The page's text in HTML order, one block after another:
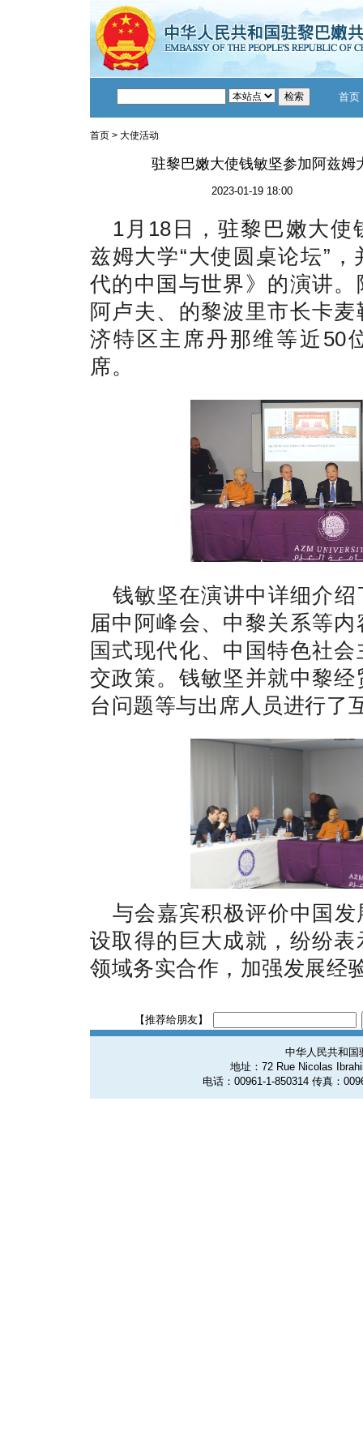
首页
首页 > 大使活动
驻黎巴嫩大使钱敏坚参加阿兹姆
2023-01-19 18:00
1月18日，驻黎巴嫩大使
兹姆大学“大使圆桌论坛”
代的中国与世界》的演讲
阿卢夫、的黎波里市长卡
济特区主席丹那维等近50
席。
钱敏坚在演讲中详细介
届中阿峰会、中黎关系等
国式现代化、中国特色社
交政策。钱敏坚并就中黎
台问题等与出席人员进行了
与会嘉宾积极评价中国
设取得的巨大成就，纷纷
领域务实合作，加强发展经
【推荐给朋友】
中华人民共和国
地址：72 Rue Nicolas
电话：00961-1-850314 传真：